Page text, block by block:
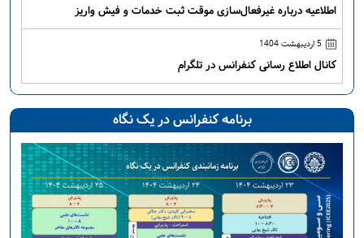
اطلاعیه درباره غیرفعال‌سازی موقت ثبت خدمات و فیش واریز
5 اردیبهشت 1404
کانال اطلاع رسانی کنفرانس در تلگرام
برنامه کنفرانس در یک نگاه